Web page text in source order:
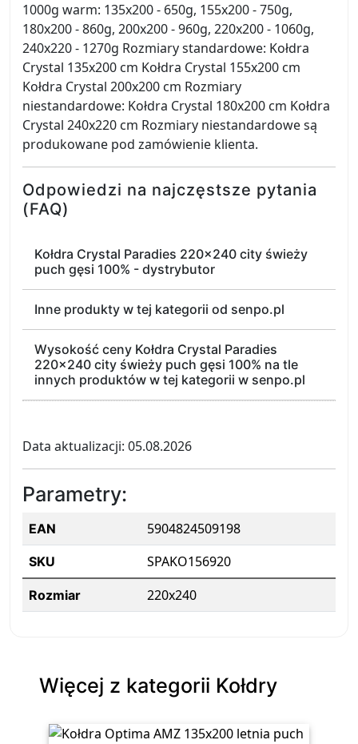
1000g warm: 135x200 - 650g, 155x200 - 750g,
180x200 - 860g, 200x200 - 960g, 220x200 - 1060g,
240x220 - 1270g Rozmiary standardowe: Kołdra
Crystal 135x200 cm Kołdra Crystal 155x200 cm
Kołdra Crystal 200x200 cm Rozmiary
niestandardowe: Kołdra Crystal 180x200 cm Kołdra
Crystal 240x220 cm Rozmiary niestandardowe są
produkowane pod zamówienie klienta.
Odpowiedzi na najczęstsze pytania
(FAQ)
Kołdra Crystal Paradies 220x240 city świeży
puch gęsi 100% - dystrybutor
Inne produkty w tej kategorii od senpo.pl
Wysokość ceny Kołdra Crystal Paradies
220x240 city świeży puch gęsi 100% na tle
innych produktów w tej kategorii w senpo.pl
Data aktualizacji: 05.08.2026
Parametry:
EAN 5904824509198
SKU SPAKO156920
Rozmiar 220x240
Więcej z kategorii Kołdry